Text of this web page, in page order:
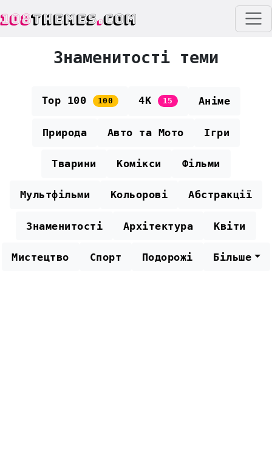
108THEMES.COM
Знаменитості теми
Top 100 100 4K 15 Аніме
Природа Авто та Мото Ігри
Тварини Комікси Фільми
Мультфільми Кольорові Абстракції
Знаменитості Архітектура Квіти
Мистецтво Спорт Подорожі Більше